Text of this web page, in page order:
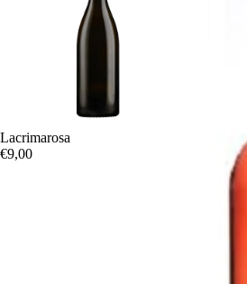
Oferta
Lacrimarosa
€9,00